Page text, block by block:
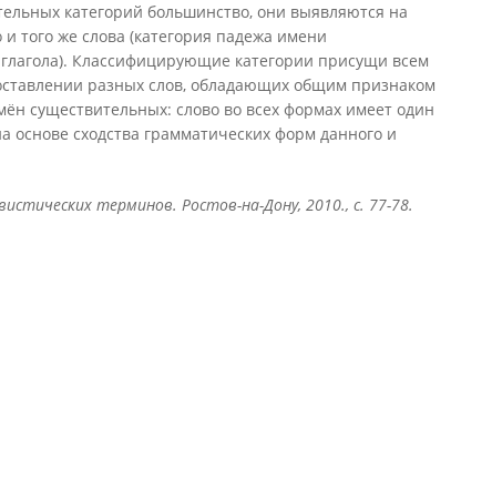
категорий большинство, они выявляются на
того же слова (категория падежа имени
Классифицирующие категории присущи всем
разных слов, обладающих общим признаком
существительных: слово во всех формах имеет один
основе сходства грамматических форм данного и
терминов. Ростов-на-Дону, 2010., с. 77-78.